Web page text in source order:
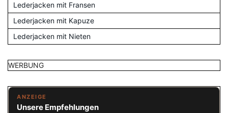
Lederjacken mit Fransen
Lederjacken mit Kapuze
Lederjacken mit Nieten
WERBUNG
ANZEIGE
Unsere Empfehlungen